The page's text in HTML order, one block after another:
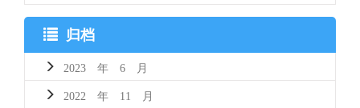
归档
2023 年 6 月
2022 年 11 月